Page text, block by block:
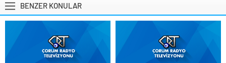
BENZER KONULAR